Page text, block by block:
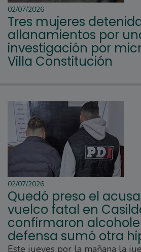
02/07/2026
Tres mujeres
allanamientos por
investigación por
Villa Constitución
02/07/2026
Quedó preso el
vuelco fatal en
confirmaron
defensa sumó otra
Este jueves por la mañana la